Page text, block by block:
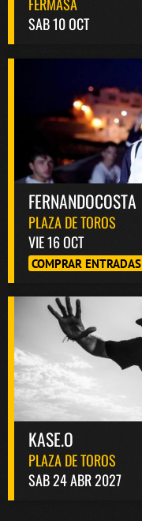
SAB 10 OCT
FERNANDOCOSTA
PLAZA DE TOROS
VIE 16 OCT
COMPRAR ENTRADAS
KASE.O
PLAZA DE TOROS
SAB 24 ABR 2027